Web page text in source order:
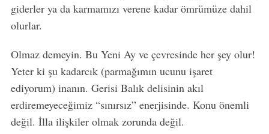
giderler ya da karmamızı verene kadar ömrümüze dahil
olurlar.
Olmaz demeyin. Bu Yeni Ay ve çevresinde her şey olur!
Yeter ki şu kadarcık (parmağımın ucunu işaret
ediyorum) inanın. Gerisi Balık delisinin akıl
erdiremeyeceğimiz “sınırsız” enerjisinde. Konu önemli
değil. İlla ilişkiler olmak zorunda değil.